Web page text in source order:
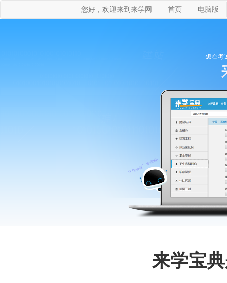
您好，欢迎来到来学网 首页 电脑版
来学宝